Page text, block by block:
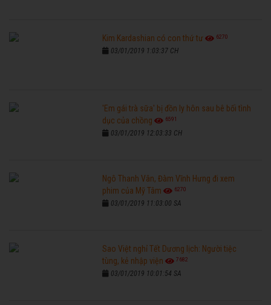
Kim Kardashian có con thứ tư 6270
03/01/2019 1:03:37 CH
'Em gái trà sữa' bị đồn ly hôn sau bê bối tình
dục của chồng
6591
03/01/2019 12:03:33 CH
Ngô Thanh Vân, Đàm Vĩnh Hưng đi xem
phim của Mỹ Tâm
6270
03/01/2019 11:03:00 SA
Sao Việt nghỉ Tết Dương lịch: Người tiệc
tùng, kẻ nhập viện
7682
03/01/2019 10:01:54 SA